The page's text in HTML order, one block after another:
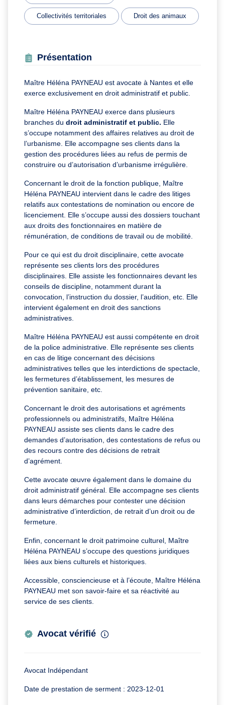
Collectivités territoriales Droit des animaux
Présentation
Maître Héléna PAYNEAU est avocate à Nantes et elle
exerce exclusivement en droit administratif et public.
Maître Héléna PAYNEAU exerce dans plusieurs
branches du droit administratif et public. Elle
s’occupe notamment des affaires relatives au droit de
l’urbanisme. Elle accompagne ses clients dans la
gestion des procédures liées au refus de permis de
construire ou d’autorisation d’urbanisme irrégulière.
Concernant le droit de la fonction publique, Maître
Héléna PAYNEAU intervient dans le cadre des litiges
relatifs aux contestations de nomination ou encore de
licenciement. Elle s’occupe aussi des dossiers touchant
aux droits des fonctionnaires en matière de
rémunération, de conditions de travail ou de mobilité.
Pour ce qui est du droit disciplinaire, cette avocate
représente ses clients lors des procédures
disciplinaires. Elle assiste les fonctionnaires devant les
conseils de discipline, notamment durant la
convocation, l’instruction du dossier, l’audition, etc. Elle
intervient également en droit des sanctions
administratives.
Maître Héléna PAYNEAU est aussi compétente en droit
de la police administrative. Elle représente ses clients
en cas de litige concernant des décisions
administratives telles que les interdictions de spectacle,
les fermetures d’établissement, les mesures de
prévention sanitaire, etc.
Concernant le droit des autorisations et agréments
professionnels ou administratifs, Maître Héléna
PAYNEAU assiste ses clients dans le cadre des
demandes d’autorisation, des contestations de refus ou
des recours contre des décisions de retrait
d’agrément.
Cette avocate œuvre également dans le domaine du
droit administratif général. Elle accompagne ses clients
dans leurs démarches pour contester une décision
administrative d’interdiction, de retrait d’un droit ou de
fermeture.
Enfin, concernant le droit patrimoine culturel, Maître
Héléna PAYNEAU s’occupe des questions juridiques
liées aux biens culturels et historiques.
Accessible, consciencieuse et à l’écoute, Maître Héléna
PAYNEAU met son savoir-faire et sa réactivité au
service de ses clients.
Avocat vérifié
Avocat Indépendant
Date de prestation de serment : 2023-12-01